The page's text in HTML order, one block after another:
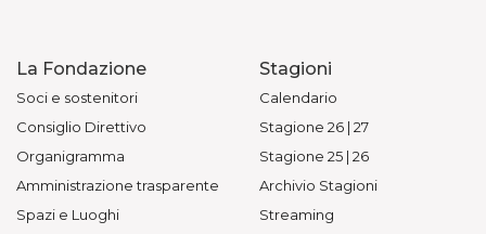
La Fondazione
Soci e sostenitori
Consiglio Direttivo
Organigramma
Amministrazione trasparente
Spazi e Luoghi
Stagioni
Calendario
Stagione 26 | 27
Stagione 25 | 26
Archivio Stagioni
Streaming